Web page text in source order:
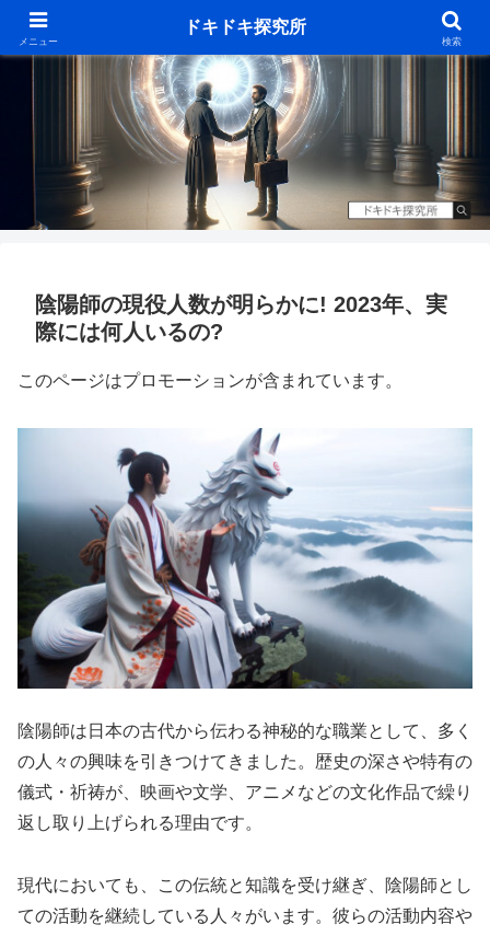
陰陽師の現役人数が明らかに! 2023年、実
際には何人いるの?
このページはプロモーションが含まれています。
陰陽師は日本の古代から伝わる神秘的な職業として、多く
の人々の興味を引きつけてきました。歴史の深さや特有の
儀式・祈祷が、映画や文学、アニメなどの文化作品で繰り
返し取り上げられる理由です。
現代においても、この伝統と知識を受け継ぎ、陰陽師とし
ての活動を継続している人々がいます。彼らの活動内容や
メニュー
ドキドキ探究所
検索